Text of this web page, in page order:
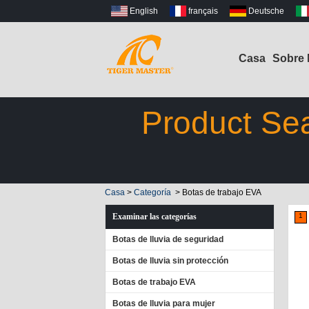
English français Deutsche
Casa Sobre
Product
Casa> Categoría> Botas de trabajo EVA
Examinar las categorías
Botas de lluvia de seguridad
Botas de lluvia sin protección
Botas de trabajo EVA
Botas de lluvia para mujer
1